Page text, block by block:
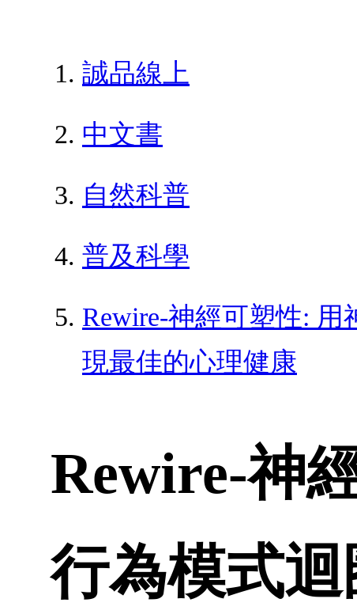
誠品線上
中文書
自然科普
普及科學
Rewire-神經可塑性:
現最佳的心理健康
Rewire-神
行為模式